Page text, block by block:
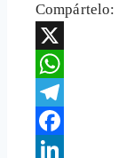
Compártelo:
X
WhatsApp
Telegram
Facebook